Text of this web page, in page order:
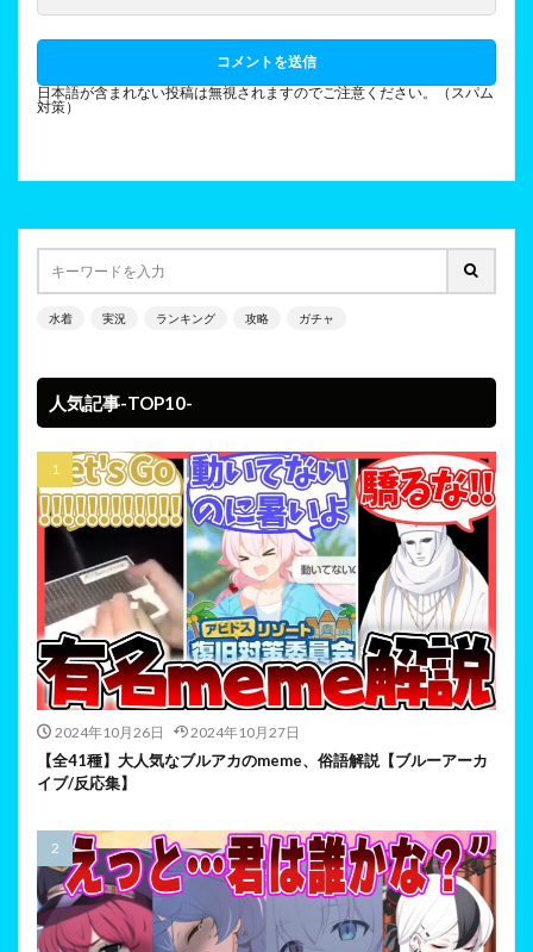
日本語が含まれない投稿は無視されますのでご注意ください。（スパム
対策）
水着 実況 ランキング 攻略 ガチャ
人気記事-TOP10-
2024年10月26日 2024年10月27日
【全41種】大人気なブルアカのmeme、俗語解説【ブルーアーカ
イブ/反応集】